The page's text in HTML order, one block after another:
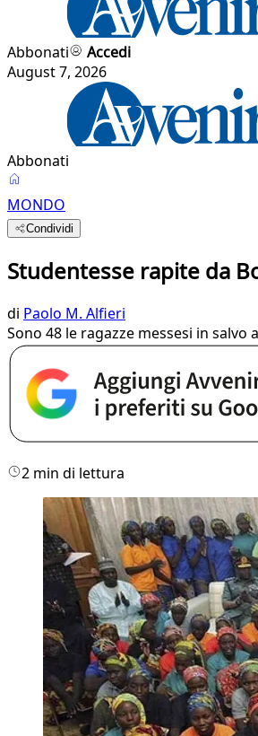
Abbonati
Accedi
August 7, 2026
Abbonati
MONDO
Condividi
Studentesse rapite da
di Paolo M. Alfieri
Sono 48 le ragazze messesi in
2 min di lettura